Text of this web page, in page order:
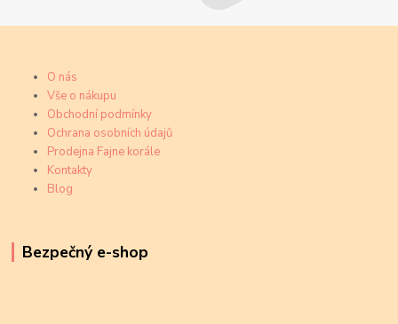
O nás
Vše o nákupu
Obchodní podmínky
Ochrana osobních údajů
Prodejna Fajne korále
Kontakty
Blog
Bezpečný e-shop